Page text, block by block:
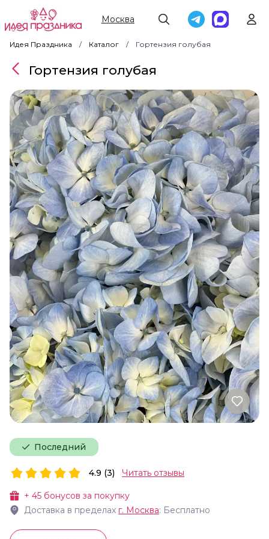
Москва
Идея Праздника Каталог Гортензия голубая
Последний
Гортензия голубая
+ 45 бонусов за покупку
Доставка в пределах г. Москва: Бесплатно
4.9 (3) Читать отзывы